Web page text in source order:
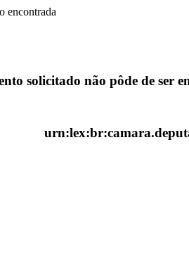
encontrada
solicitado não pôde de ser